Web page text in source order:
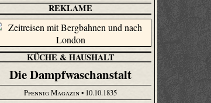
REKLAME
KÜCHE & HAUSHALT
Die Dampfwaschanstalt
Pfennig Magazin• 10.10.1835